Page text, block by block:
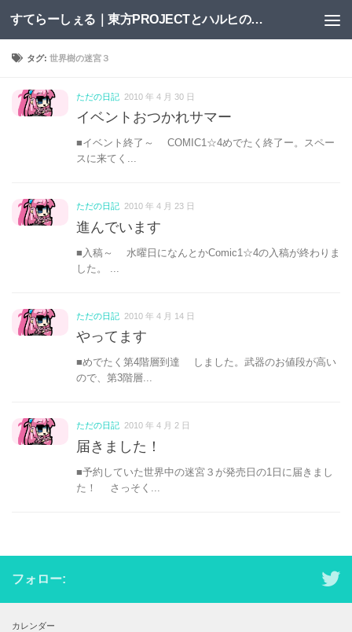
コンテンツへスキップ すてらーしぇる｜東方PROJECTとハルヒの二次創作サイト
タグ:世界樹の迷宮３
ただの日記 2010 年 4 月 30 日
イベントおつかれサマー
■イベント終了～ COMIC1☆4めでたく終了ー。スペー
スに来てく...
ただの日記 2010 年 4 月 23 日
進んでいます
■入稿～ 水曜日になんとかComic1☆4の入稿が終わりま
した。 ...
ただの日記 2010 年 4 月 14 日
やってます
■めでたく第4階層到達 しました。武器のお値段が高い
ので、第3階層...
ただの日記 2010 年 4 月 2 日
届きました！
■予約していた世界中の迷宮３が発売日の1日に届きまし
た！ さっそく...
フォロー:
カレンダー